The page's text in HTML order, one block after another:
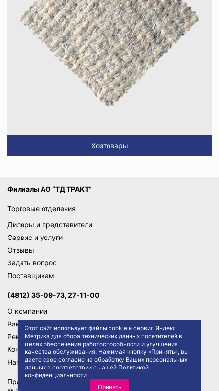
Этот сайт использует файлы cookie и сервис Яндекс
Метрика для сбора технических данных посетителей в
целях обеспечения работоспособности и улучшения
качества обслуживания. Нажимая кнопку «Принять», вы
даете свое согласие на обработку Ваших персональных
данных в соответствии с нашей Политикой
конфиденциальности
Принять
Хозтовары
Филиалы АО “ТД ТРАКТ”
Торговые отделения
Дилеры и представители
Сервис и услуги
Отзывы
Задать вопрос
Поставщикам
(4812) 35-09-73, 27-11-00
О компании
Вакансии
Реквизиты
Контакты
Написать директору
Правила сайта
Политика конфиденциальности